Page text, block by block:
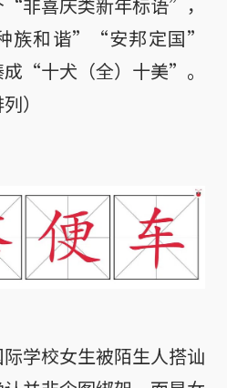
和谐”“安邦定国”
“十犬（全）十美”。
）
学校女生被陌生人搭讪